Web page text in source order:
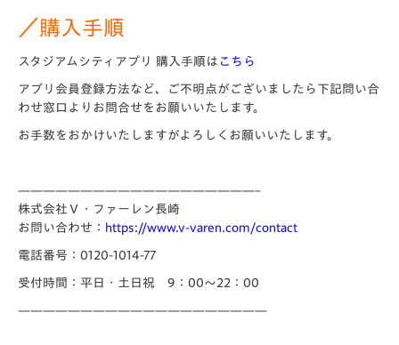
／購入手順
スタジアムシティアプリ 購入手順は こちら
アプリ会員登録方法など、ご不明点がございましたら下記問い合
わせ窓口よりお問合せをお願いいたします。
お手数をおかけいたしますがよろしくお願いいたします。
———————————————————–
株式会社Ｖ・ファーレン長崎
お問い合わせ： https://www.v-varen.com/contact
電話番号：0120-1014-77
受付時間：平日・土日祝 9：00～22：00
————————————————————